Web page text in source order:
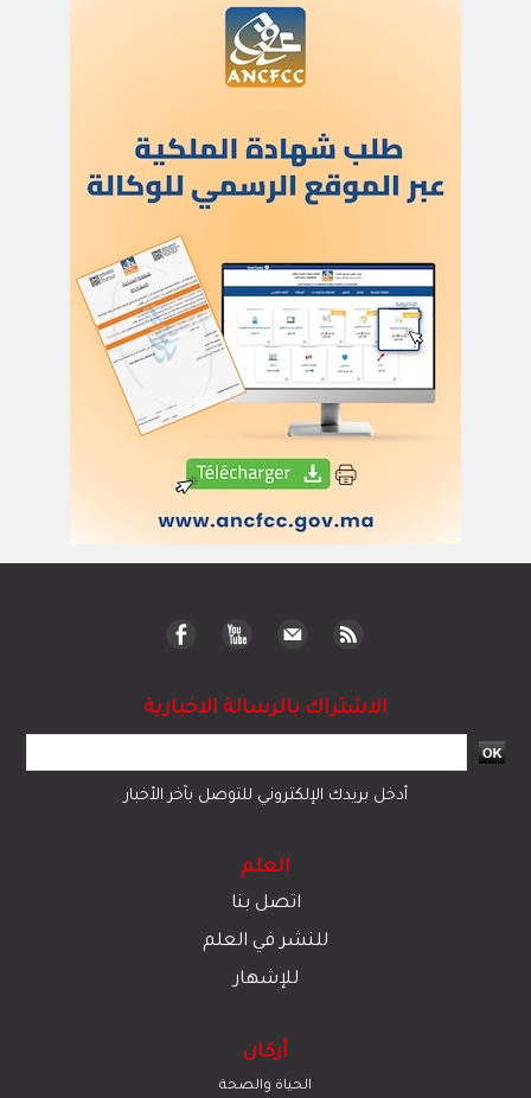
الاشتراك بالرسالة الاخبارية
أدخل بريدك الإلكتروني للتوصل بآخر الأخبار
العلم
اتصل بنا
للنشر في العلم
للإشهار
أركان
الحياة والصحة